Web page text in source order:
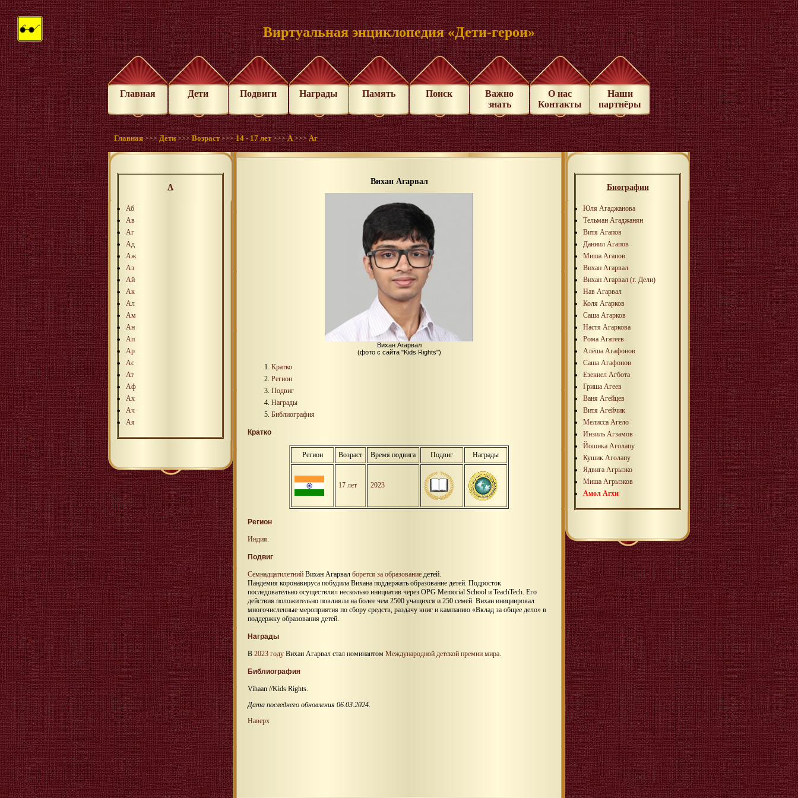
Виртуальная энциклопедия «Дети-герои»
Главная Дети Подвиги Награды Память Поиск
Важно
знать
О нас
Контакты
Наши
партнёры
Главная >>>Дети >>>Возраст >>>14 - 17 лет >>>А >>>Аг
А
Аб
Ав
Аг
Ад
Аж
Аз
Ай
Ак
Ал
Ам
Ан
Ап
Ар
Ас
Ат
Аф
Ах
Ач
Ая
Биографии
Юля Агаджанова
Тельман Агаджанян
Витя Агапов
Даниил Агапов
Миша Агапов
Вихан Агарвал
Вихан Агарвал (г. Дели)
Нав Агарвал
Коля Агарков
Саша Агарков
Настя Агаркова
Рома Агатеев
Алёша Агафонов
Саша Агафонов
Езекиел Агбота
Гриша Агеев
Ваня Агейцев
Витя Агейчик
Мелисса Агело
Инзиль Агзамов
Йошика Аголапу
Кушик Аголапу
Ядвига Агрызко
Миша Агрызков
Амол Агхи
Вихан Агарвал
Вихан Агарвал
(фото с сайта "Kids Rights")
Кратко
Регион
Подвиг
Награды
Библиография
Кратко
Регион Возраст Время подвига Подвиг Награды
17 лет 2023
Регион
Индия.
Подвиг
Семнадцатилетний Вихан Агарвал борется за образование детей.
Пандемия коронавируса побудила Вихана поддержать образование детей. Подросток
последовательно осуществлял несколько инициатив через OPG Memorial School и TeachTech. Его
действия положительно повлияли на более чем 2500 учащихся и 250 семей. Вихан инициировал
многочисленные мероприятия по сбору средств, раздачу книг и кампанию «Вклад за общее дело» в
поддержку образования детей.
Награды
В 2023 году Вихан Агарвал стал номинантом Международной детской премии мира.
Библиография
Vihaan //Kids Rights.
Дата последнего обновления 06.03.2024.
Наверх